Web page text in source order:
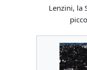
Lenzini, la